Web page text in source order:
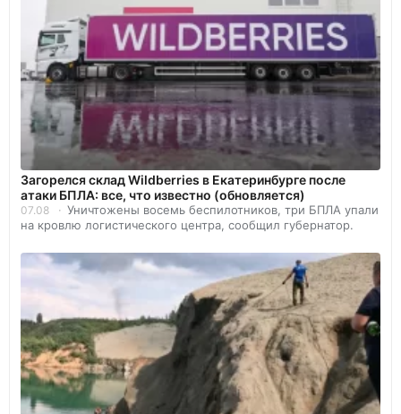
Загорелся склад Wildberries в Екатеринбурге после
атаки БПЛА: все, что известно (обновляется)
07.08
Уничтожены восемь беспилотников, три БПЛА упали
на кровлю логистического центра, сообщил губернатор.